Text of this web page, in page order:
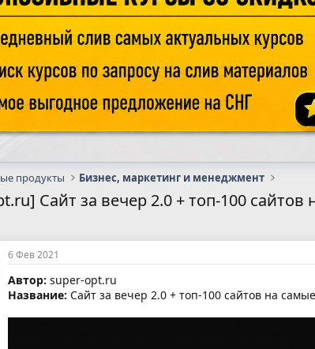
продукты Бизнес, маркетинг и менеджмент
Сайт за вечер 2.0 + топ-100
6 Фев 2021
Автор: super-opt.ru
Название: Сайт за вечер 2.0 + топ-100 сайтов на